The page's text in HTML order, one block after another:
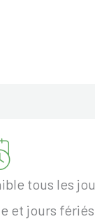
tous les
et jours fériés